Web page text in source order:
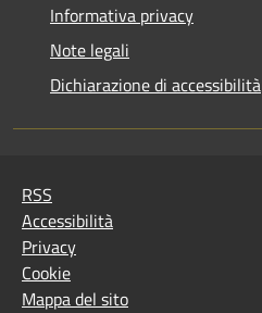
Informativa privacy
Note legali
Dichiarazione di accessibilità
RSS
Accessibilità
Privacy
Cookie
Mappa del sito